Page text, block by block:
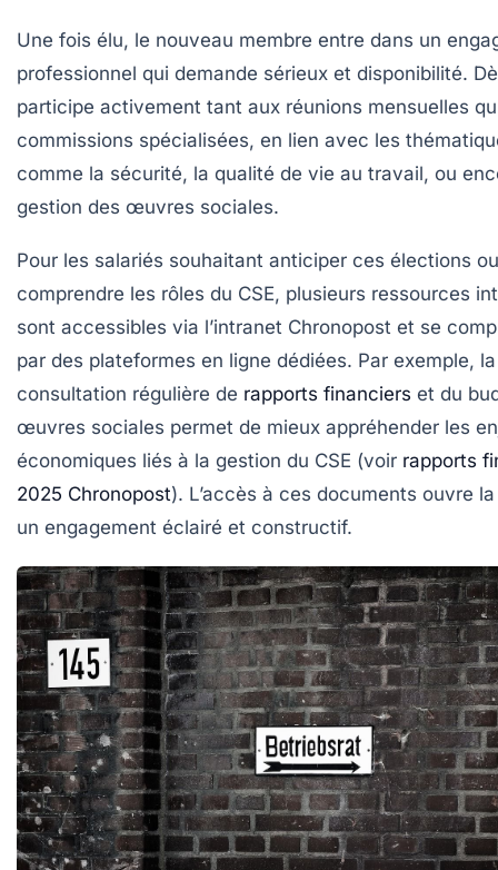
Une fois élu, le nouveau membre entre dans un
professionnel qui demande sérieux et disponibilité.
participe activement tant aux réunions mensuelles
commissions spécialisées, en lien avec les
comme la sécurité, la qualité de vie au travail, ou
gestion des œuvres sociales.
Pour les salariés souhaitant anticiper ces élections
comprendre les rôles du CSE, plusieurs ressources
sont accessibles via l’intranet Chronopost et se
par des plateformes en ligne dédiées. Par exemple, la
consultation régulière de rapports financiers et du
œuvres sociales permet de mieux appréhender les
économiques liés à la gestion du CSE (voir rapports
2025 Chronopost). L’accès à ces documents ouvre
un engagement éclairé et constructif.